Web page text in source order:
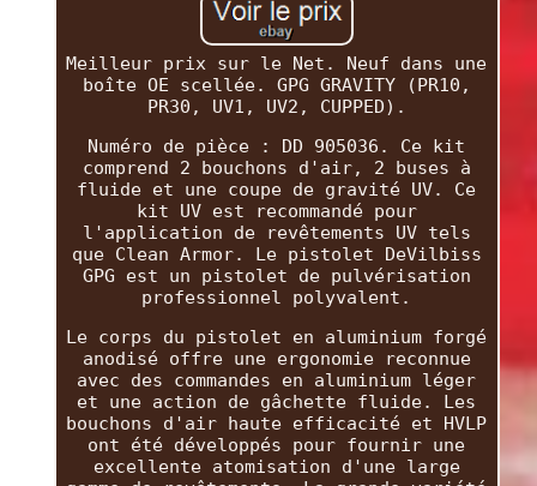
Meilleur prix sur le Net. Neuf dans une
boîte OE scellée. GPG GRAVITY (PR10,
PR30, UV1, UV2, CUPPED).
Numéro de pièce : DD 905036. Ce kit
comprend 2 bouchons d'air, 2 buses à
fluide et une coupe de gravité UV. Ce
kit UV est recommandé pour
l'application de revêtements UV tels
que Clean Armor. Le pistolet DeVilbiss
GPG est un pistolet de pulvérisation
professionnel polyvalent.
Le corps du pistolet en aluminium forgé
anodisé offre une ergonomie reconnue
avec des commandes en aluminium léger
et une action de gâchette fluide. Les
bouchons d'air haute efficacité et HVLP
ont été développés pour fournir une
excellente atomisation d'une large